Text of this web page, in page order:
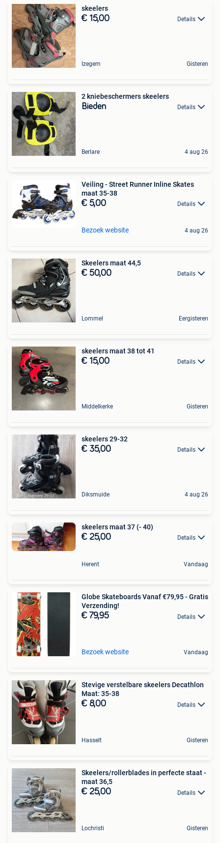
skeelers
€ 15,00 Details
Izegem Gisteren
2 kniebeschermers skeelers
Bieden Details
Berlare 4 aug 26
Veiling - Street Runner Inline Skates
maat 35-38
€ 5,00 Details
Bezoek website 4 aug 26
Skeelers maat 44,5
€ 50,00 Details
Lommel Eergisteren
skeelers maat 38 tot 41
€ 15,00 Details
Middelkerke Gisteren
skeelers 29-32
€ 35,00 Details
Diksmuide 4 aug 26
skeelers maat 37 (- 40)
€ 25,00 Details
Herent Vandaag
Globe Skateboards Vanaf €79,95 - Gratis
Verzending!
€ 79,95 Details
Bezoek website Vandaag
Stevige verstelbare skeelers Decathlon
Maat: 35-38
€ 8,00 Details
Hasselt Gisteren
Skeelers/rollerblades in perfecte staat -
maat 36,5
€ 25,00 Details
Lochristi Gisteren